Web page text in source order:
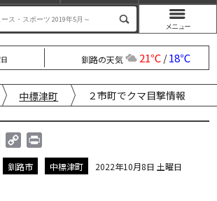
釧路の天気 21℃/18℃
中標津町 ２市町でクマ目撃情報
m
a
o
p
r
i
釧路市 中標津町 2022年10月8日 土曜日